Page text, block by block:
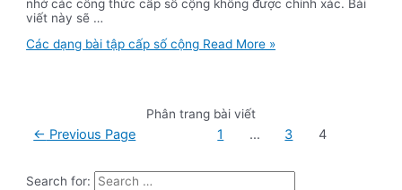
nhớ các công thức cấp số cộng không được chính xác. Bài
viết này sẽ …
Các dạng bài tập cấp số cộng Read More »
Phân trang bài viết
← Previous Page 1 … 3 4
Search for: